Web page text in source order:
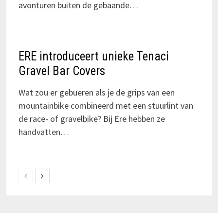
avonturen buiten de gebaande…
ERE introduceert unieke Tenaci
Gravel Bar Covers
Wat zou er gebueren als je de grips van een
mountainbike combineerd met een stuurlint van
de race- of gravelbike? Bij Ere hebben ze
handvatten…